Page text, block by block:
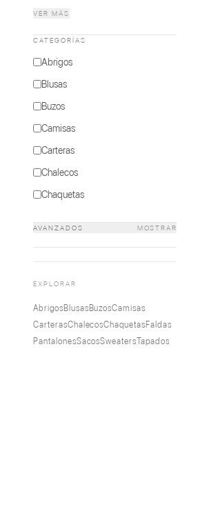
Doble Zeta
VER MÁS
CATEGORÍAS
Abrigos
Blusas
Buzos
Camisas
Carteras
Chalecos
Chaquetas
Sacos
Sweaters
Tapados
AVANZADOS MOSTRAR
EXPLORAR
AbrigosBlusasBuzosCamisas
CarterasChalecosChaquetasFaldas
PantalonesSacosSweaters Tapados